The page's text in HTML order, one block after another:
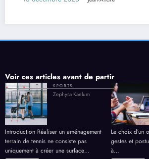
Voir ces articles avant de partir
SPORTS
Zephyra Kaelum
Introduction Réaliser un aménagement
terrain de tennis ne consiste pas
uniquement à créer une surface…
Le choix d’un
gestes et
à…